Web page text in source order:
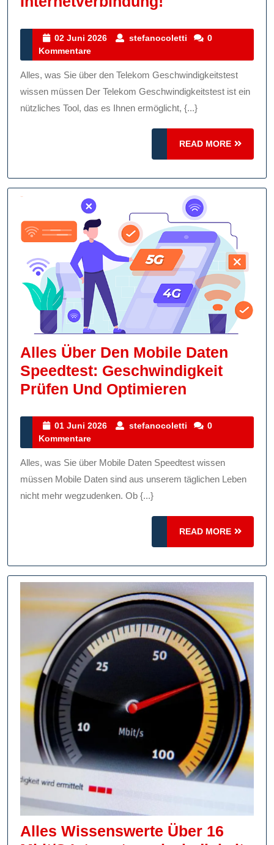
Den
Optimieren
Sie
Ihre
02 Juni 2026
02
2026
stefanocoletti stefanocoletti
0
Kommentare
Alles, was Sie über den Telekom Geschwindigkeitstest
wissen müssen Der Telekom Geschwindigkeitstest ist ein
nützliches Tool, das es Ihnen ermöglicht, {...}
READ MORE
READ
MORE
Alles Über Den Mobile Daten
Speedtest: Geschwindigkeit
Prüfen Und Optimieren
Den
Daten
Speedtest:
Prüfen
Und
Optimieren
01 Juni 2026
01
2026
stefanocoletti stefanocoletti
0
Kommentare
Alles, was Sie über Mobile Daten Speedtest wissen
müssen Mobile Daten sind aus unserem täglichen Leben
nicht mehr wegzudenken. Ob {...}
READ MORE
READ
MORE
Alles Wissenswerte Über 16